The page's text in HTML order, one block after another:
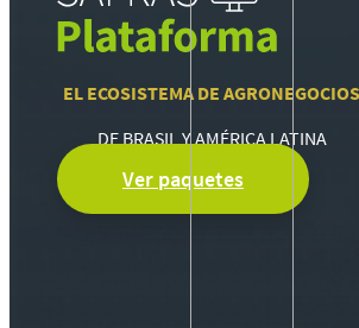
EL ECOSISTEMA DE AGRONEGOCIOS
DE BRASIL Y AMÉRICA LATINA
Ver paquetes